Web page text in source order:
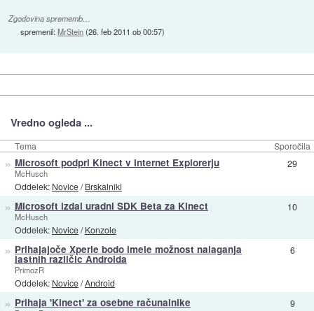
Zgodovina sprememb…
spremenil:MrStein(26. feb 2011 ob 00:57)
Vredno ogleda ...
Tema Sporočila
» Microsoft podprl Kinect v Internet Explorerju
McHusch
Oddelek: Novice/Brskalniki
29
» Microsoft izdal uradni SDK Beta za Kinect
McHusch
Oddelek: Novice/Konzole
10
» Prihajajoče Xperie bodo imele možnost nalaganja
lastnih različic Androida
PrimozR
Oddelek: Novice/Android
6
» Prihaja 'Kinect' za osebne računalnike 9